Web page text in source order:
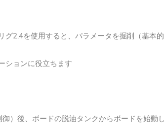
2.4を使用すると、パラメータを掘削（基本
ションに役立ちます
）後、ボードの脱油タンクからボードを始動